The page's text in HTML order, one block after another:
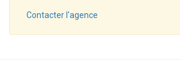
Contacter l'agence